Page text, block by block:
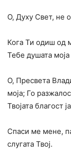
О, Духу Свет, не
Кога Ти одиш од
Тебе душата
О, Пресвета
моја; Го
Твојата благост
Спаси ме мене,
слугата Твој.